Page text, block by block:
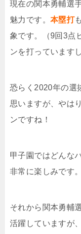
現在の関本勇輔選
魅力です。 本塁打
象です。（9回3点
ンを打っていますし
恐らく2020年の選
思いますが、やは
ンですね！
甲子園ではどんな
非常に楽しみです。
それから関本勇輔
活躍していますが、